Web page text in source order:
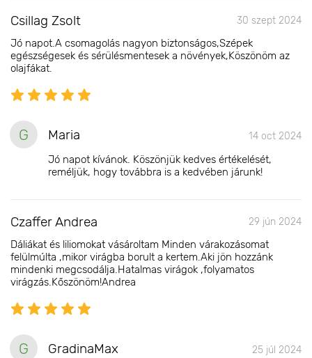
Csillag Zsolt 30 szept 2024
Jó napot.A csomagolás nagyon biztonságos,Szépek
egészségesek és sérülésmentesek a növények,Köszönöm az
olajfákat.
G Maria 14 oct 2024
Jó napot kívánok. Köszönjük kedves értékelését,
reméljük, hogy továbbra is a kedvében járunk!
Czaffer Andrea 29 jún 2024
Dáliákat és liliomokat vásároltam Minden várakozásomat
felülmúlta ,mikor virágba borult a kertem.Aki jön hozzánk
mindenki megcsodálja.Hatalmas virágok ,folyamatos
virágzás.Kőszönöm!Andrea
G GradinaMax 25 júl 2024